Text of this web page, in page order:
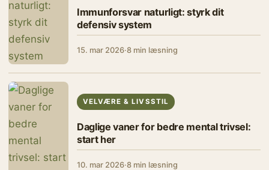
Immunforsvar naturligt: styrk dit
defensiv system
15. mar 2026·8 min læsning
VELVÆRE & LIVSSTIL
Daglige vaner for bedre mental trivsel:
start her
10. mar 2026·8 min læsning